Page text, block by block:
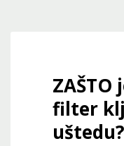
ZAŠTO
filter
uštedu?